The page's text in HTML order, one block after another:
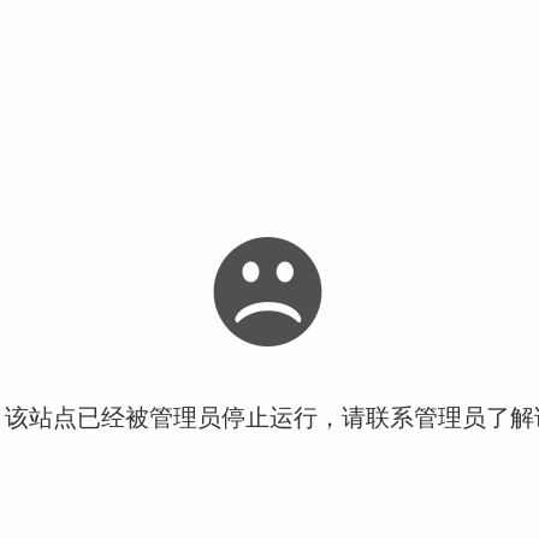
站点已经被管理员停止运行，请联系管理员了